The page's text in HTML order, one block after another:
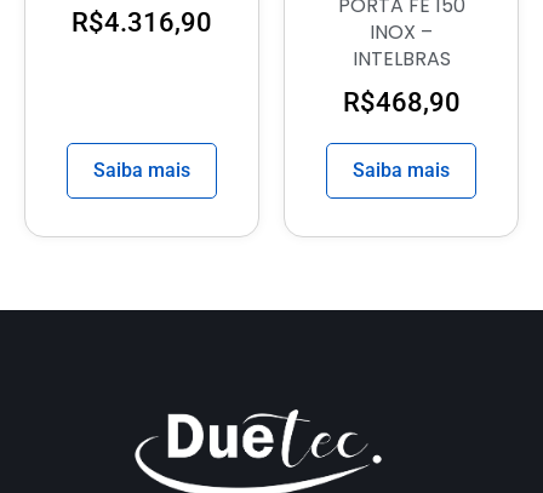
R$4.316,90
Saiba mais
INOX –
INTELBRAS
R$468,90
Saiba mais